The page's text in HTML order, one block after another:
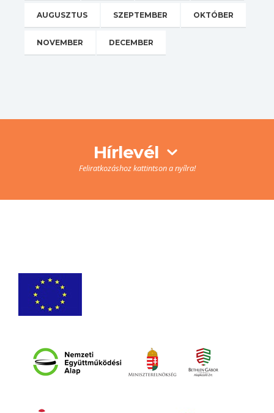
AUGUSZTUS SZEPTEMBER OKTÓBER
NOVEMBER DECEMBER
Hírlevél
Feliratkozáshoz kattintson a nyílra!